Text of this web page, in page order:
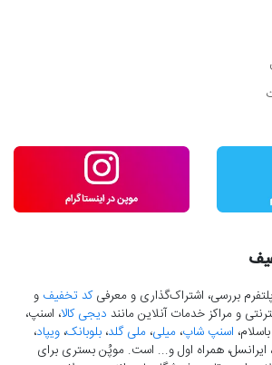
بررسی، اشتراک‌گذاری و معرفیکد تخفیف و
و مراکز خدمات آنلاین مانند دیجی کالا، اسنپ،
اسنپ شاپ، میلی، ملی گلد، بلوبانک، ویپاد،
ایرانسل، همراه اول و... است. موپُن بستری برای